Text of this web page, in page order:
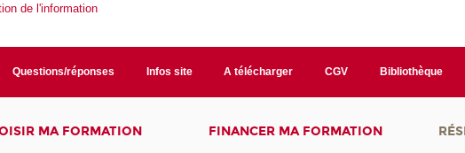
de l'information
Questions/réponses Infos site A télécharger CGV Bibliothèque
MA FORMATION FINANCER MA FORMATION